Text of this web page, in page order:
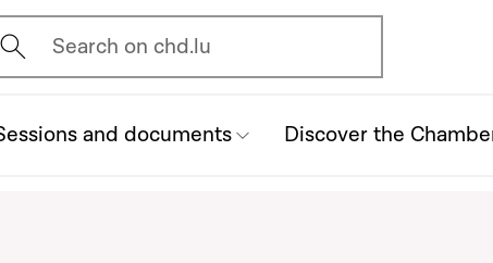
l'écran de recherche
Search on chd.lu
and documents Discover the